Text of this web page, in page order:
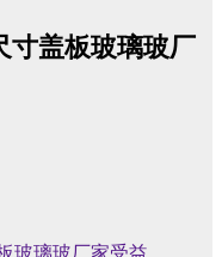
寸盖板玻璃玻厂